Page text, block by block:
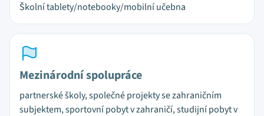
Školní tablety/notebooky/mobilní učebna
Mezinárodní spolupráce
partnerské školy, společné projekty se zahraničním
subjektem, sportovní pobyt v zahraničí, studijní pobyt v